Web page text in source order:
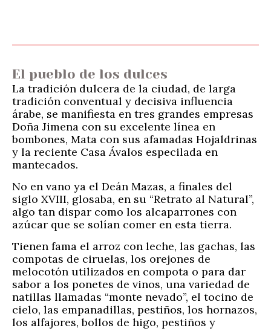
El pueblo de los dulces
La tradición dulcera de la ciudad, de larga
tradición conventual y decisiva influencia
árabe, se manifiesta en tres grandes empresas
Doña Jimena con su excelente línea en
bombones, Mata con sus afamadas Hojaldrinas
y la reciente Casa Ávalos especilada en
mantecados.
No en vano ya el Deán Mazas, a finales del
siglo XVIII, glosaba, en su “Retrato al Natural”,
algo tan dispar como los alcaparrones con
azúcar que se solían comer en esta tierra.
Tienen fama el arroz con leche, las gachas, las
compotas de ciruelas, los orejones de
melocotón utilizados en compota o para dar
sabor a los ponetes de vinos, una variedad de
natillas llamadas “monte nevado”, el tocino de
cielo, las empanadillas, pestiños, los hornazos,
los alfajores, bollos de higo, pestiños y